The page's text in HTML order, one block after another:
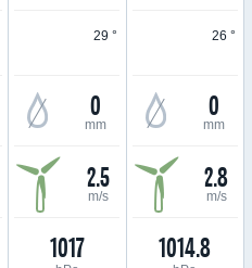
29 °
0
mm
2.5
m/s
1017
26 °
0
mm
2.8
m/s
1014.8